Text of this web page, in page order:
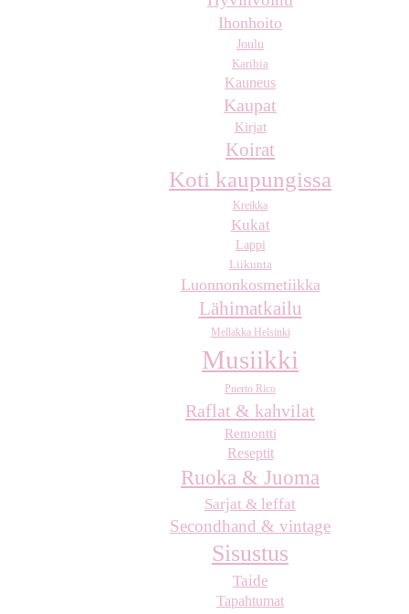
Ihonhoito
Joulu
Karibia
Kauneus
Kaupat
Kirjat
Koirat
Koti kaupungissa
Kreikka
Kukat
Lappi
Liikunta
Luonnonkosmetiikka
Lähimatkailu
Mellakka Helsinki
Musiikki
Puerto Rico
Raflat & kahvilat
Remontti
Reseptit
Ruoka & Juoma
Sarjat & leffat
Secondhand & vintage
Sisustus
Taide
Tapahtumat